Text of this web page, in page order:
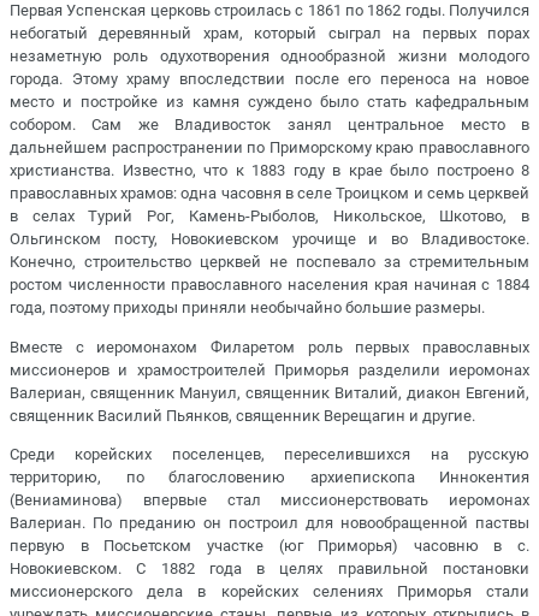
Первая Успенская церковь строилась с 1861 по 1862 годы. Получился
небогатый деревянный храм, который сыграл на первых порах
незаметную роль одухотворения однообразной жизни молодого
города. Этому храму впоследствии после его переноса на новое
место и постройке из камня суждено было стать кафедральным
собором. Сам же Владивосток занял центральное место в
дальнейшем распространении по Приморскому краю православного
христианства. Известно, что к 1883 году в крае было построено 8
православных храмов: одна часовня в селе Троицком и семь церквей
в селах Турий Рог, Камень-Рыболов, Никольское, Шкотово, в
Ольгинском посту, Новокиевском урочище и во Владивостоке.
Конечно, строительство церквей не поспевало за стремительным
ростом численности православного населения края начиная с 1884
года, поэтому приходы приняли необычайно большие размеры.
Вместе с иеромонахом Филаретом роль первых православных
миссионеров и храмостроителей Приморья разделили иеромонах
Валериан, священник Мануил, священник Виталий, диакон Евгений,
священник Василий Пьянков, священник Верещагин и другие.
Среди корейских поселенцев, переселившихся на русскую
территорию, по благословению архиепископа Иннокентия
(Вениаминова) впервые стал миссионерствовать иеромонах
Валериан. По преданию он построил для новообращенной паствы
первую в Посьетском участке (юг Приморья) часовню в с.
Новокиевском. С 1882 года в целях правильной постановки
миссионерского дела в корейских селениях Приморья стали